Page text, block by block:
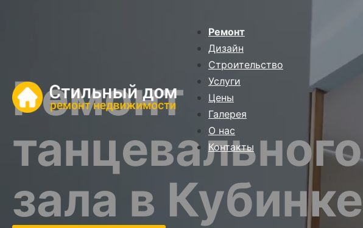
Ремонт
Дизайн
Строительство
Услуги
Цены
Галерея
О нас
Контакты
Ремонт
танцевального
зала в Кубинке